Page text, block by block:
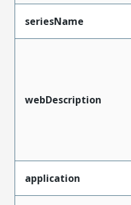
seriesName
webDescription
application